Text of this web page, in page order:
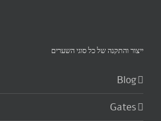
ייצור והתקנה של כל סוגי השערים‏
Blog
Gates